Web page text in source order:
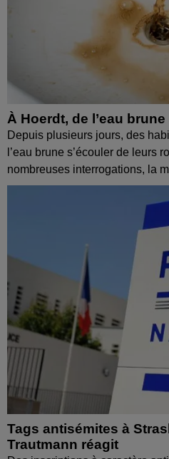
À Hoerdt, de l’eau
Depuis plusieurs jours, des
l’eau brune s’écouler de leurs
nombreuses interrogations, la
Tags antisémites à
Trautmann réagit